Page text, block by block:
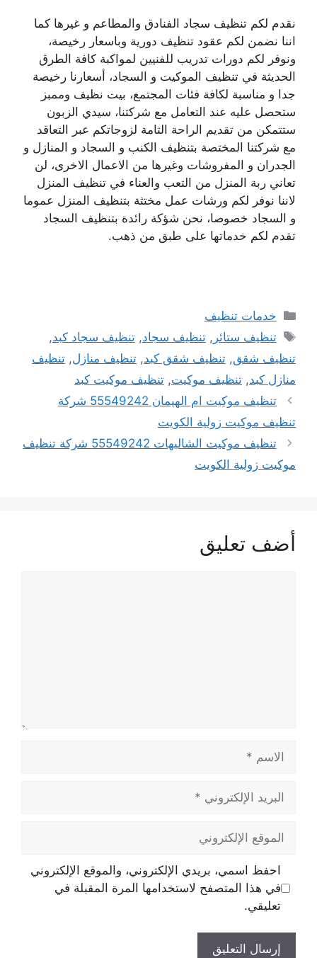
نقدم لكم تنظيف سجاد الفنادق والمطاعم و غيرها كما
اننا نضمن لكم عقود تنظيف دورية وباسعار رخيصة،
ونوفر لكم دورات تدريب للفنيين لمواكبة كافة الطرق
الحديثة في تنظيف الموكيت و السجاد، أسعارنا رخيصة
جدا و مناسبة لكافة فئات المجتمع، بيت نظيف وممبز
ستحصل عليه عند التعامل مع شركتنا، سيدي الزبون
ستتمكن من تقديم الراحة التامة لزوجاتكم عبر التعاقد
مع شركتنا المختصة بتنظيف الكنب و السجاد و المنازل و
الجدران و المفروشات وغيرها من الاعمال الاخرى، لن
تعاني ربة المنزل من التعب والعناء في تنظيف المنزل
لاننا نوفر لكم ورشات عمل مختثة بتنظيف المنزل عموما
و السجاد خصوصا، نحن شؤكة رائدة بتنظيف السجاد
تقدم لكم خدماتها على طبق من ذهب.
التصنيفات
خدمات تنظيف
الوسوم
تنظيف ستائر ,تنظيف سجاد,تنظيف سجاد كبد,
تنظيف شقق, تنظيف شقق كبد, تنظيف منازل, تنظيف
منازل كبد, تنظيف موكيت, تنظيف موكيت كبد
تنظيف موكيت ام الهيمان 55549242 شركة
تنظيف موكيت زولية الكويت
تنظيف موكيت الشاليهات 55549242 شركة تنظيف
موكيت زولية الكويت
أضف تعليق
الإلكتروني
الإلكتروني
احفظ اسمي، بريدي الإلكتروني، والموقع الإلكتروني
في هذا المتصفح لاستخدامها المرة المقبلة في
تعليقي.